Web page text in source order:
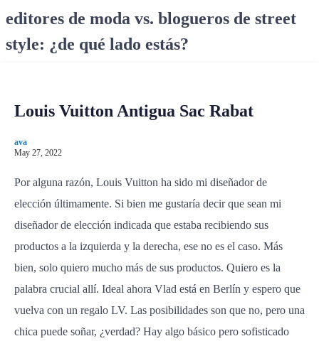
editores de moda vs. blogueros de street
style: ¿de qué lado estás?
Louis Vuitton Antigua Sac Rabat
ava
May 27, 2022
Por alguna razón, Louis Vuitton ha sido mi diseñador de
elección últimamente. Si bien me gustaría decir que sean mi
diseñador de elección indicada que estaba recibiendo sus
productos a la izquierda y la derecha, ese no es el caso. Más
bien, solo quiero mucho más de sus productos. Quiero es la
palabra crucial allí. Ideal ahora Vlad está en Berlín y espero que
vuelva con un regalo LV. Las posibilidades son que no, pero una
chica puede soñar, ¿verdad? Hay algo básico pero sofisticado